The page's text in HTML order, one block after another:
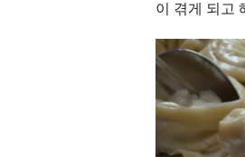
이 겪게 되고